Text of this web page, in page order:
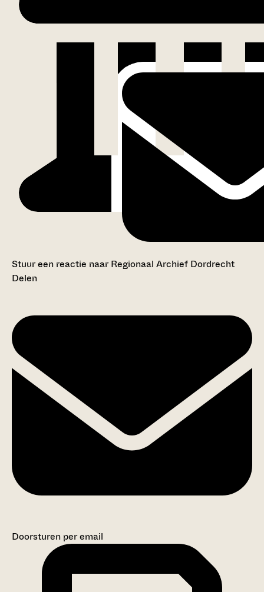
Stuur een reactie naar Regionaal Archief Dordrecht
Delen
Doorsturen per email